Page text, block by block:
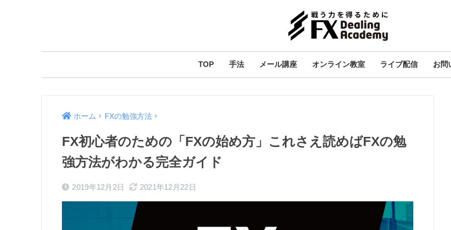
TOP 手法 メール講座 オンライン教室 ライブ配信 お問
ホーム FXの勉強方法
FX初心者のための「FXの始め方」これさえ読めばFXの勉
強方法がわかる完全ガイド
2019年12月2日 2021年12月22日